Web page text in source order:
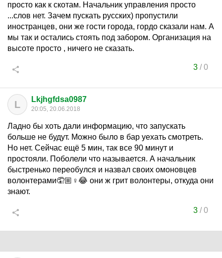
просто как к скотам. Начальник управления просто
...слов нет. Зачем пускать русских) пропустили
иностранцев, они же гости города, гордо сказали нам. А
мы так и остались стоять под забором. Организация на
высоте просто , ничего не сказать.
3/0
L Lkjhgfdsa0987
20:05, 20.06.2018
Ладно бы хоть дали информацию, что запускать
больше не будут. Можно было в бар уехать смотреть.
Но нет. Сейчас ещё 5 мин, так все 90 минут и
простояли. Поболели что называется. А начальник
быстренько переобулся и назвал своих омоновцев
волонтерами🤦🏼♀😂 они ж грит волонтеры, откуда они
знают.
3/0